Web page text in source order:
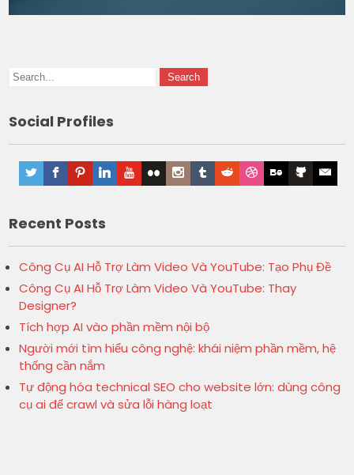
Social Profiles
Recent Posts
Công Cụ AI Hỗ Trợ Làm Video Và YouTube: Tạo Phụ Đề
Công Cụ AI Hỗ Trợ Làm Video Và YouTube: Thay
Designer?
Tích hợp AI vào phần mềm nội bộ
Người mới tìm hiểu công nghệ: khái niệm phần mềm, hệ
thống cần nắm
Tự động hóa technical SEO cho website lớn: dùng công
cụ ai để crawl và sửa lỗi hàng loạt